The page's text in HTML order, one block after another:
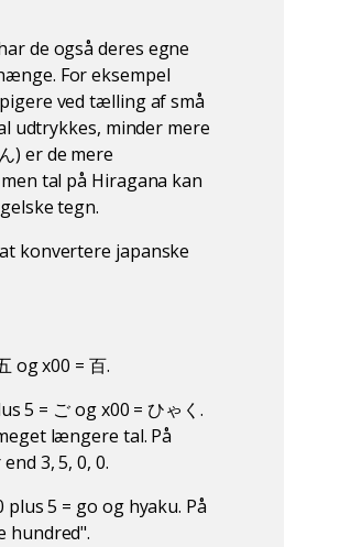
de også deres egne
For eksempel
ved tælling af små
udtrykkes, minder mere
) er de mere
tal på Hiragana kan
tegn.
konvertere japanske
og x00 = 百.
5 = ご og x00 = ひゃく.
længere tal. På
3, 5, 0, 0.
5 = go og hyaku. På
hundred".